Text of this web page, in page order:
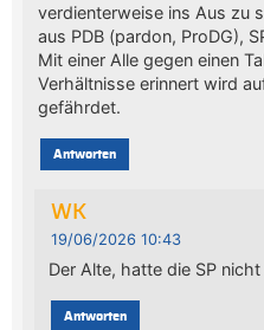
verdienterweise ins Aus zu
aus PDB (pardon, ProDG),
Mit einer Alle gegen einen
Verhältnisse erinnert wird
gefährdet.
Antworten
WK
19/06/2026 10:43
Der Alte, hatte die SP
Antworten